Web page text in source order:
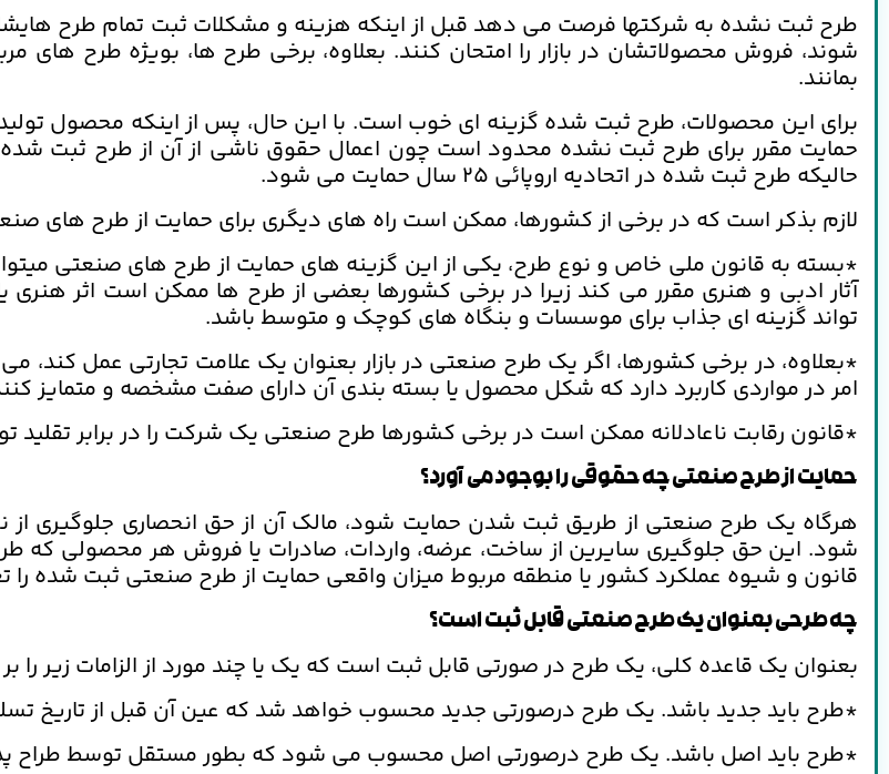
طرح ثبت نشده به شرکتها فرصت می دهد قبل از اینکه هزینه و مشکلات ثبت تمام طرح
شوند، فروش محصولاتشان در بازار را امتحان کنند. بعلاوه، برخی طرح ها، بویژه طرح
بمانند.
حالیکه طرح ثبت شده در اتحادیه اروپائی 25 سال حمایت می شود.
لازم بذکر است که در برخی از کشورها، ممکن است راه های دیگری برای حمایت از طرح های
*بسته به قانون ملی خاص و نوع طرح، یکی از این گزینه های حمایت از طرح های صنعتی
آثار ادبی و هنری مقرر می کند زیرا در برخی کشورها بعضی از طرح ها ممکن است اثر
تواند گزینه ای جذاب برای موسسات و بنگاه های کوچک و متوسط باشد.
*بعلاوه، در برخی کشورها، اگر یک طرح صنعتی در بازار بعنوان یک علامت تجارتی عمل کند،
امر در مواردی کاربرد دارد که شکل محصول یا بسته بندی آن دارای صفت مشخصه و متمایز
*قانون رقابت ناعادلانه ممکن است در برخی کشورها طرح صنعتی یک شرکت را در برابر تقلید
حمایت از طرح صنعتی چه حقوقی را بوجود می آورد؟
هرگاه یک طرح صنعتی از طریق ثبت شدن حمایت شود، مالک آن از حق انحصاری جلوگیری از
شود. این حق جلوگیری سایرین از ساخت، عرضه، واردات، صادرات یا فروش هر محصولی که
قانون و شیوه عملکرد کشور یا منطقه مربوط میزان واقعی حمایت از طرح صنعتی ثبت شده را
چه طرحی بعنوان یک طرح صنعتی قابل ثبت است؟
بعنوان یک قاعده کلی، یک طرح در صورتی قابل ثبت است که یک یا چند مورد از الزامات زیر
*طرح باید جدید باشد. یک طرح درصورتی جدید محسوب خواهد شد که عین آن قبل از تاریخ
*طرح باید اصل باشد. یک طرح درصورتی اصل محسوب می شود که بطور مستقل توسط طراح